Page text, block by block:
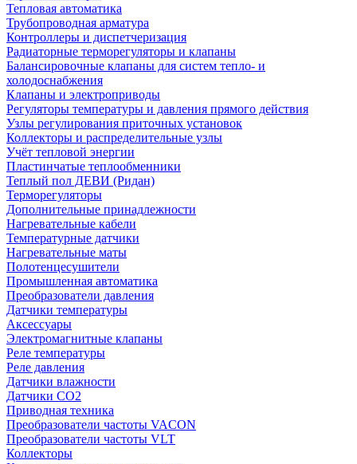
Тепловая автоматика
Трубопроводная арматура
Контроллеры и диспетчеризация
Радиаторные терморегуляторы и клапаны
Балансировочные клапаны для систем тепло- и
холодоснабжения
Клапаны и электроприводы
Регуляторы температуры и давления прямого действия
Узлы регулирования приточных установок
Коллекторы и распределительные узлы
Учёт тепловой энергии
Пластинчатые теплообменники
Теплый пол ДЕВИ (Ридан)
Терморегуляторы
Дополнительные принадлежности
Нагревательные кабели
Температурные датчики
Нагревательные маты
Полотенцесушители
Промышленная автоматика
Преобразователи давления
Датчики температуры
Аксессуары
Электромагнитные клапаны
Реле температуры
Реле давления
Датчики влажности
Датчики CO2
Приводная техника
Преобразователи частоты VACON
Преобразователи частоты VLT
Коллекторы